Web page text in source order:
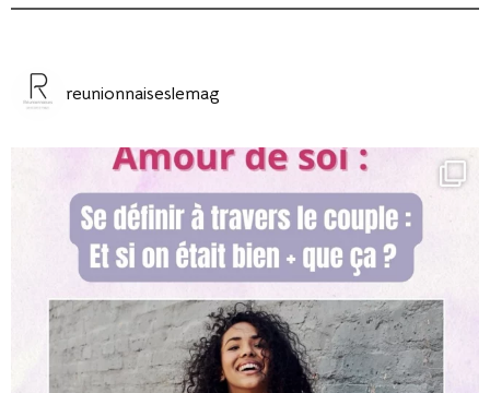
reunionnaiseslemag